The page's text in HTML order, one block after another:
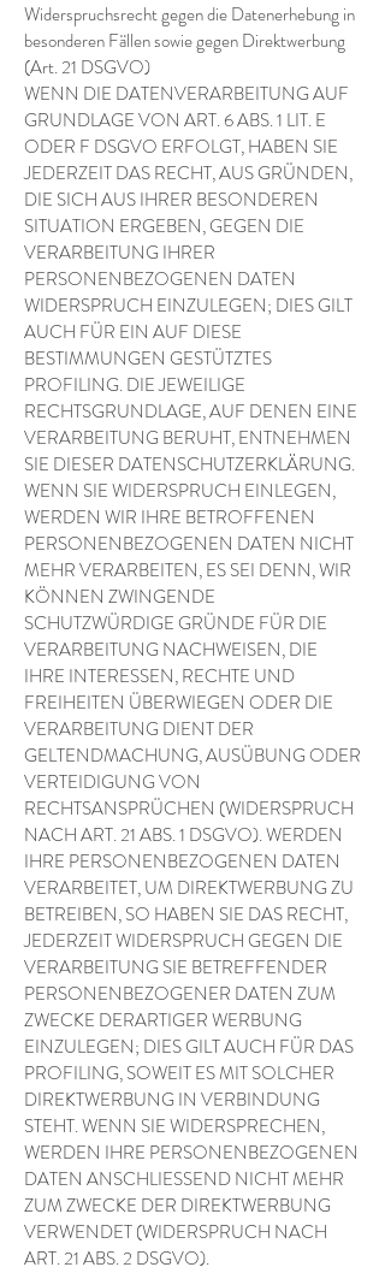
Widerspruchsrecht gegen die Datenerhebung in
besonderen Fällen sowie gegen Direktwerbung
(Art. 21 DSGVO)
WENN DIE DATENVERARBEITUNG AUF
GRUNDLAGE VON ART. 6 ABS. 1 LIT. E
ODER F DSGVO ERFOLGT, HABEN SIE
JEDERZEIT DAS RECHT, AUS GRÜNDEN,
DIE SICH AUS IHRER BESONDEREN
SITUATION ERGEBEN, GEGEN DIE
VERARBEITUNG IHRER
PERSONENBEZOGENEN DATEN
WIDERSPRUCH EINZULEGEN; DIES GILT
AUCH FÜR EIN AUF DIESE
BESTIMMUNGEN GESTÜTZTES
PROFILING. DIE JEWEILIGE
RECHTSGRUNDLAGE, AUF DENEN EINE
VERARBEITUNG BERUHT, ENTNEHMEN
SIE DIESER DATENSCHUTZERKLÄRUNG.
WENN SIE WIDERSPRUCH EINLEGEN,
WERDEN WIR IHRE BETROFFENEN
PERSONENBEZOGENEN DATEN NICHT
MEHR VERARBEITEN, ES SEI DENN, WIR
KÖNNEN ZWINGENDE
SCHUTZWÜRDIGE GRÜNDE FÜR DIE
VERARBEITUNG NACHWEISEN, DIE
IHRE INTERESSEN, RECHTE UND
FREIHEITEN ÜBERWIEGEN ODER DIE
VERARBEITUNG DIENT DER
GELTENDMACHUNG, AUSÜBUNG ODER
VERTEIDIGUNG VON
RECHTSANSPRÜCHEN (WIDERSPRUCH
NACH ART. 21 ABS. 1 DSGVO). WERDEN
IHRE PERSONENBEZOGENEN DATEN
VERARBEITET, UM DIREKTWERBUNG ZU
BETREIBEN, SO HABEN SIE DAS RECHT,
JEDERZEIT WIDERSPRUCH GEGEN DIE
VERARBEITUNG SIE BETREFFENDER
PERSONENBEZOGENER DATEN ZUM
ZWECKE DERARTIGER WERBUNG
EINZULEGEN; DIES GILT AUCH FÜR DAS
PROFILING, SOWEIT ES MIT SOLCHER
DIREKTWERBUNG IN VERBINDUNG
STEHT. WENN SIE WIDERSPRECHEN,
WERDEN IHRE PERSONENBEZOGENEN
DATEN ANSCHLIESSEND NICHT MEHR
ZUM ZWECKE DER DIREKTWERBUNG
VERWENDET (WIDERSPRUCH NACH
ART. 21 ABS. 2 DSGVO).